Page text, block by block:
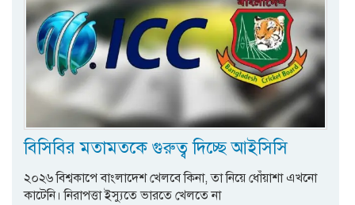
বিসিবির মতামতকে গুরুত্ব দিচ্ছে আইসিসি
২০২৬ বিশ্বকাপে বাংলাদেশ খেলবে কিনা, তা নিয়ে ধোঁয়াশা এখনো
কাটেনি। নিরাপত্তা ইস্যুতে ভারতে খেলতে না